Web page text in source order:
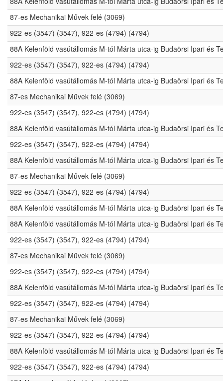
87-es Mechanikai Művek felé (3069)
922-es (3547) (3547), 922-es (4794) (4794)
88A Kelenföld vasútállomás M-tól Márta utca-ig Budaörsi Ipari és
922-es (3547) (3547), 922-es (4794) (4794)
88A Kelenföld vasútállomás M-tól Márta utca-ig Budaörsi Ipari és
87-es Mechanikai Művek felé (3069)
922-es (3547) (3547), 922-es (4794) (4794)
88A Kelenföld vasútállomás M-tól Márta utca-ig Budaörsi Ipari és
922-es (3547) (3547), 922-es (4794) (4794)
88A Kelenföld vasútállomás M-tól Márta utca-ig Budaörsi Ipari és
87-es Mechanikai Művek felé (3069)
922-es (3547) (3547), 922-es (4794) (4794)
88A Kelenföld vasútállomás M-tól Márta utca-ig Budaörsi Ipari és
88A Kelenföld vasútállomás M-tól Márta utca-ig Budaörsi Ipari és
922-es (3547) (3547), 922-es (4794) (4794)
87-es Mechanikai Művek felé (3069)
922-es (3547) (3547), 922-es (4794) (4794)
88A Kelenföld vasútállomás M-tól Márta utca-ig Budaörsi Ipari és
922-es (3547) (3547), 922-es (4794) (4794)
87-es Mechanikai Művek felé (3069)
922-es (3547) (3547), 922-es (4794) (4794)
88A Kelenföld vasútállomás M-tól Márta utca-ig Budaörsi Ipari és
922-es (3547) (3547), 922-es (4794) (4794)